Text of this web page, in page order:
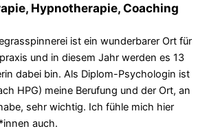
Hypnotherapie, Coaching
ist ein wunderbarer Ort für
und in diesem Jahr werden es 13
dabei bin. Als Diplom-Psychologin ist
HPG) meine Berufung und der Ort, an
sehr wichtig. Ich fühle mich hier
auch.